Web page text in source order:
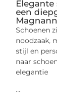
een
Schoenen
noodzaak,
stijl en
naar
elegantie
...